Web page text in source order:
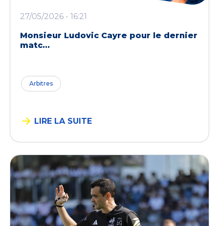
27/05/2026 - 16:21
Monsieur Ludovic Cayre pour le dernier
matc...
Arbitres
LIRE LA SUITE